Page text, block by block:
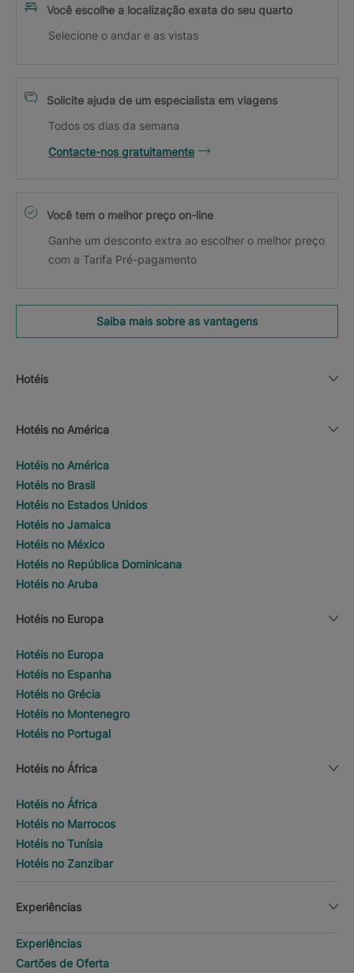
Você escolhe a localização exata do seu quarto
Selecione o andar e as vistas
Solicite ajuda de um especialista em viagens
Todos os dias da semana
Contacte-nos gratuitamente
Você tem o melhor preço on-line
Ganhe um desconto extra ao escolher o melhor preço
com a Tarifa Pré-pagamento
Saiba mais sobre as vantagens
Hotéis
Hotéis no América
Hotéis no América
Hotéis no Brasil
Hotéis no Estados Unidos
Hotéis no Jamaica
Hotéis no México
Hotéis no República Dominicana
Hotéis no Aruba
Hotéis no Europa
Hotéis no Europa
Hotéis no Espanha
Hotéis no Grécia
Hotéis no Montenegro
Hotéis no Portugal
Hotéis no África
Hotéis no África
Hotéis no Marrocos
Hotéis no Tunísia
Hotéis no Zanzibar
Experiências
Experiências
Cartões de Oferta